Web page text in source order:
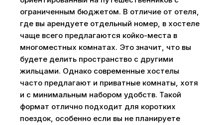
ограниченным бюджетом. В отличие от отеля,
где вы арендуете отдельный номер, в хостеле
чаще всего предлагаются койко-места в
многоместных комнатах. Это значит, что вы
будете делить пространство с другими
жильцами. Однако современные хостелы
часто предлагают и приватные комнаты, хотя
и с минимальным набором удобств. Такой
формат отлично подходит для коротких
поездок, особенно если вы не планируете